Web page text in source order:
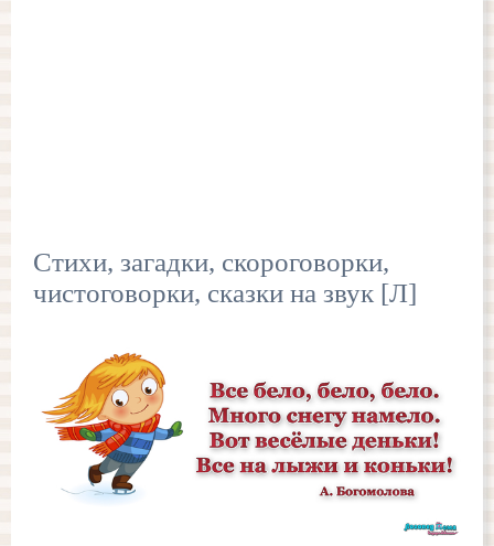
Стихи, загадки, скороговорки,
чистоговорки, сказки на звук [Л]